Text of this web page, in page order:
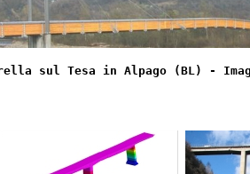
sul Tesa in Alpago (BL) -